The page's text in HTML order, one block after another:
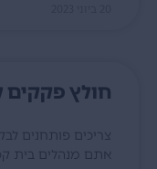
חולץ פקקים
צריכים פותחנים
אתם מנהלים בית